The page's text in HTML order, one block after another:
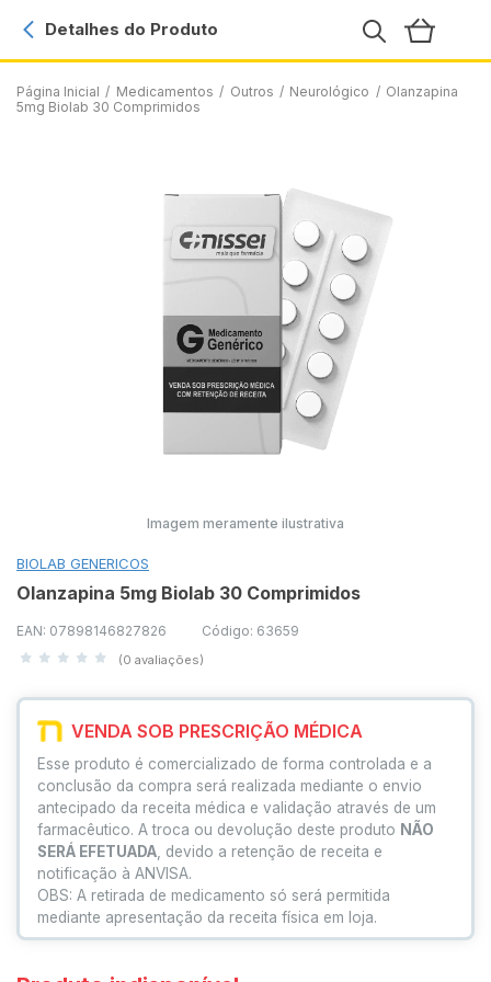
Página Inicial / Medicamentos / Outros / Neurológico / Olanzapina
5mg Biolab 30 Comprimidos
Detalhes do Produto
Imagem meramente ilustrativa
BIOLAB GENERICOS
Olanzapina 5mg Biolab 30 Comprimidos
EAN: 07898146827826 Código: 63659
(0 avaliações)
VENDA SOB PRESCRIÇÃO MÉDICA
Esse produto é comercializado de forma controlada e a
conclusão da compra será realizada mediante o envio
antecipado da receita médica e validação através de um
farmacêutico. A troca ou devolução deste produto NÃO
SERÁ EFETUADA , devido a retenção de receita e
notificação à ANVISA.
OBS: A retirada de medicamento só será permitida
mediante apresentação da receita física em loja.